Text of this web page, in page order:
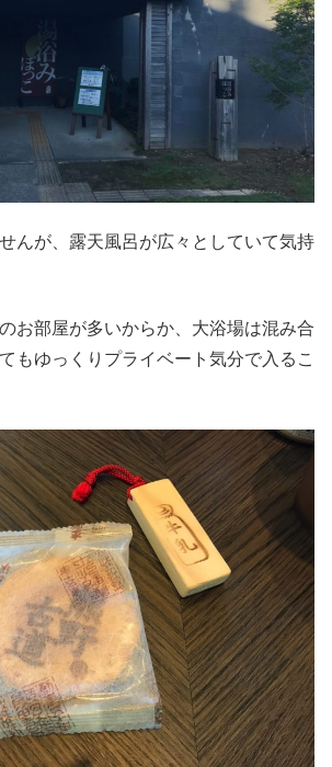
んが、露天風呂が広々としていて気持
お部屋が多いからか、大浴場は混み合
もゆっくりプライベート気分で入るこ